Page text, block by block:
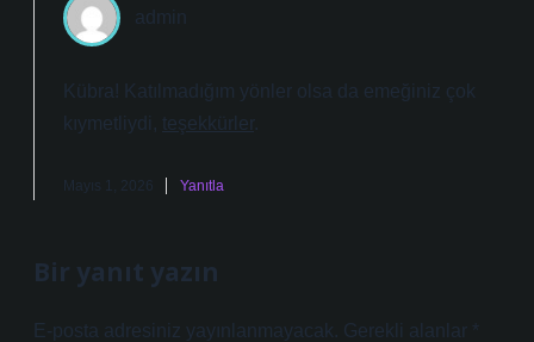
admin
Kübra! Katılmadığım yönler olsa da emeğiniz çok
kıymetliydi, teşekkürler.
Mayıs 1, 2026 Yanıtla
Bir yanıt yazın
E-posta adresiniz yayınlanmayacak. Gerekli alanlar *